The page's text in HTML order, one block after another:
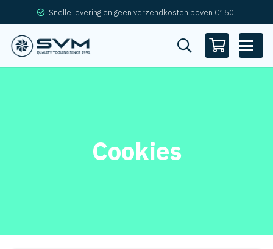
Snelle levering en geen verzendkosten boven €150.
Cookies